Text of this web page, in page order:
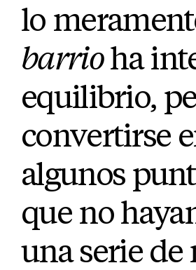
lo
barrioha
equilibrio,
convertirse
algunos
que no
una serie de